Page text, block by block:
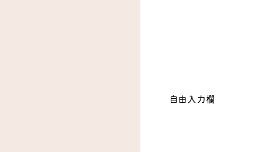
自由入力欄